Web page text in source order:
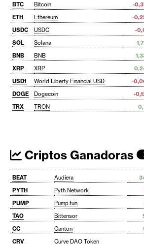
BTC
Bitcoin -
ETH
Ethereum -
USDC
USDC -
SOL
Solana
BNB
BNB
XRP
XRP
USD1
World Liberty Financial USD -
DOGE
Dogecoin -
TRX
TRON
Criptos Ganadoras
BEAT Audiera
PYTH
Pyth Network
PUMP
Pump.fun
TAO
Bittensor
CC
Canton
CRV
Curve DAO Token